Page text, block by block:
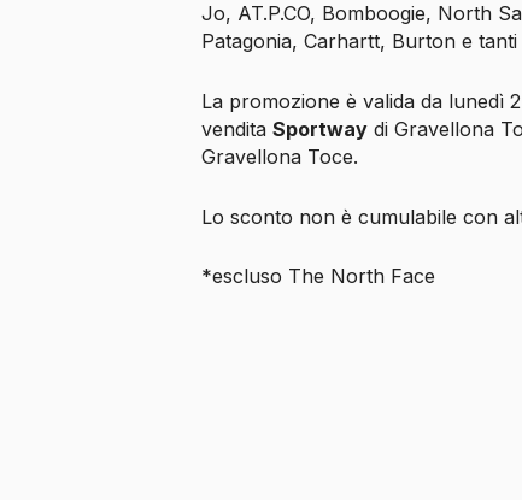
Jo, AT.P.CO, Bomboogie, North
Patagonia, Carhartt, Burton e
La promozione è valida da lunedì
vendita Sportway di Gravellona
Gravellona Toce.
Lo sconto non è cumulabile con
*escluso The North Face